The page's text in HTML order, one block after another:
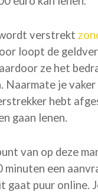
verstrekt
loopt de
ze het
Naarmate je
hebt
gaan lenen.
van op deze
minuten een
gaat puur online.